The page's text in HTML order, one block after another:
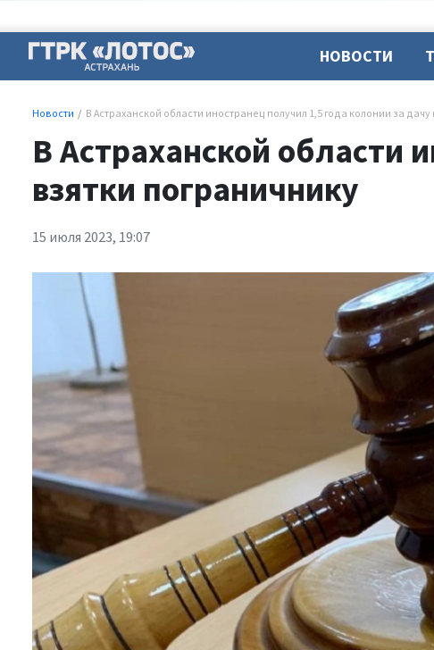
НОВОСТИ
Новости В Астраханской области иностранец получил 1,5 года колонии за
В Астраханской области
взятки пограничнику
15 июля 2023, 19:07